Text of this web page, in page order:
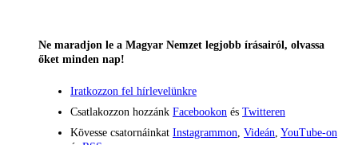
Ne maradjon le a Magyar Nemzet legjobb írásairól, olvassa
őket minden nap!
Iratkozzon fel hírlevelünkre
Csatlakozzon hozzánk Facebookon és Twitteren
Kövesse csatornáinkat Instagrammon, Videán, YouTube-on